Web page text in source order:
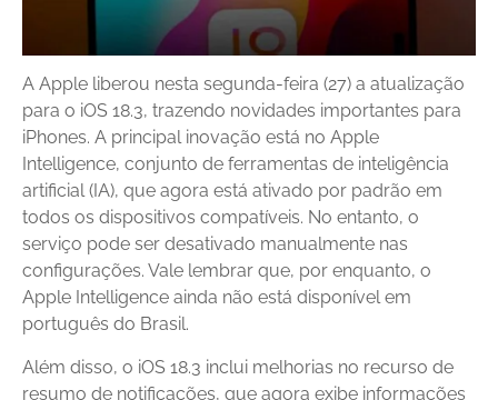
A Apple liberou nesta segunda-feira (27) a atualização
para o iOS 18.3, trazendo novidades importantes para
iPhones. A principal inovação está no Apple
Intelligence, conjunto de ferramentas de inteligência
artificial (IA), que agora está ativado por padrão em
todos os dispositivos compatíveis. No entanto, o
serviço pode ser desativado manualmente nas
configurações. Vale lembrar que, por enquanto, o
Apple Intelligence ainda não está disponível em
português do Brasil.
Além disso, o iOS 18.3 inclui melhorias no recurso de
resumo de notificações, que agora exibe informações